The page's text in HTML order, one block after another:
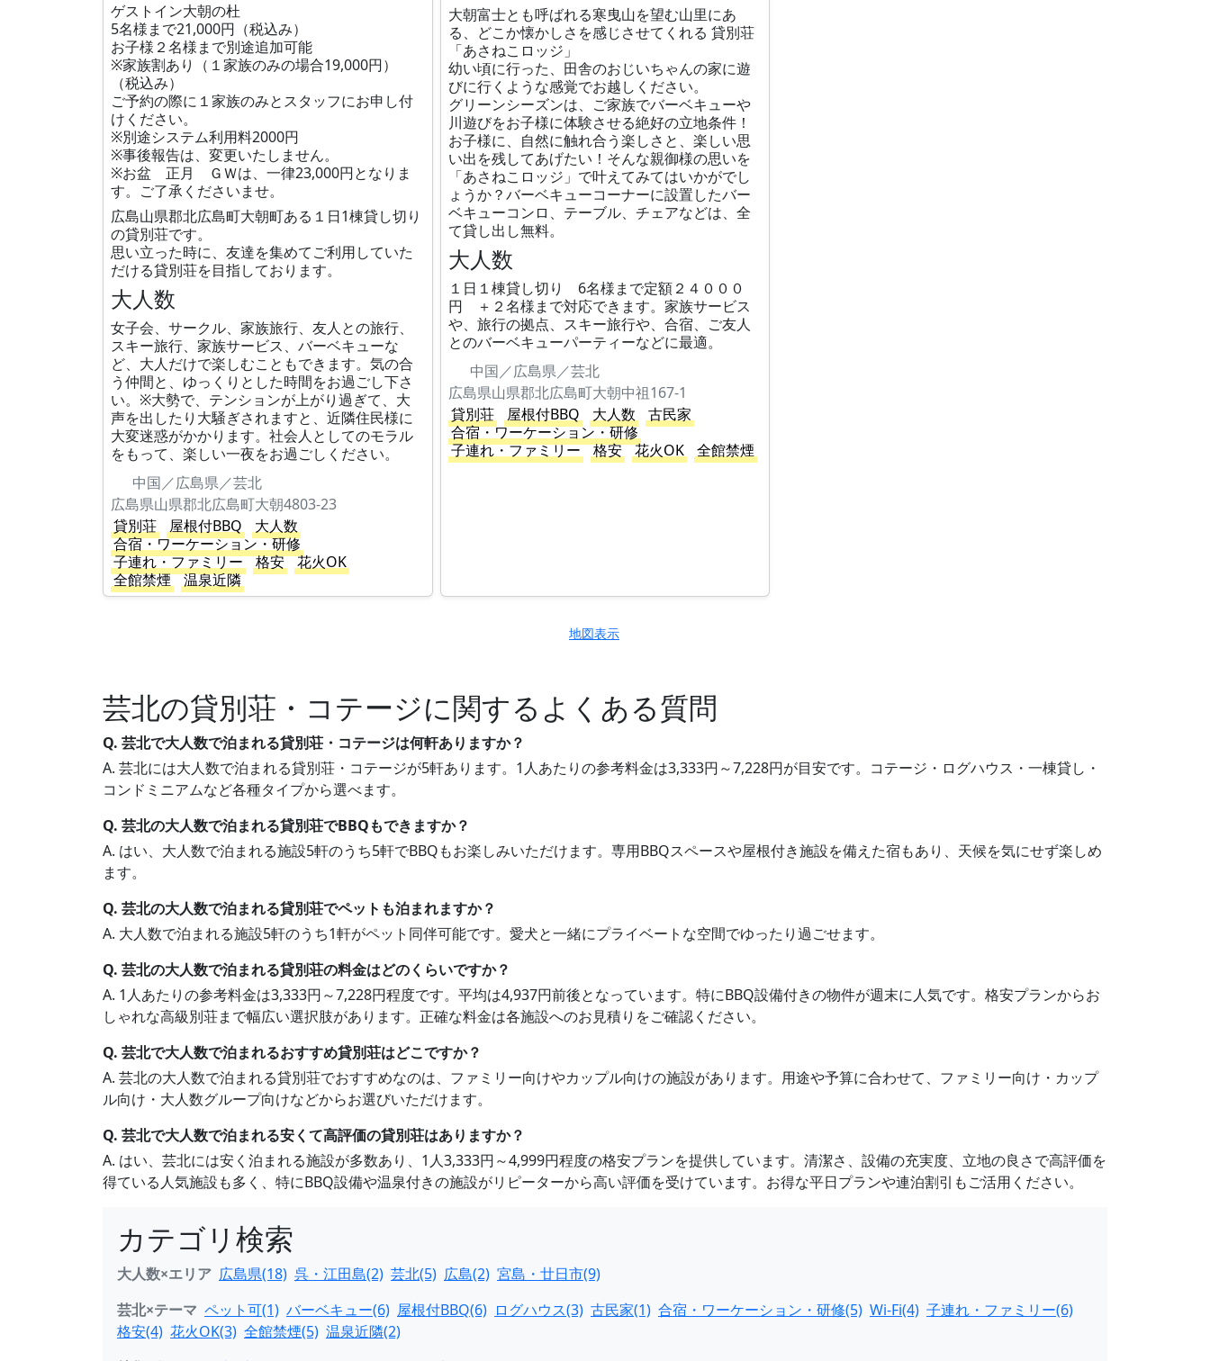
ゲストイン大朝の杜
5名様まで21,000円（税込み）
お子様２名様まで別途追加可能
※家族割あり（１家族のみの場合19,000円）
（税込み）
ご予約の際に１家族のみとスタッフにお申し付
けください。
※別途システム利用料2000円
※事後報告は、変更いたしません。
※お盆 正月 ＧＷは、一律23,000円となりま
す。ご了承くださいませ。
広島山県郡北広島町大朝町ある１日1棟貸し切り
の貸別荘です。
思い立った時に、友達を集めてご利用していた
だける貸別荘を目指しております。
大人数
女子会、サークル、家族旅行、友人との旅行、
スキー旅行、家族サービス、バーベキューな
ど、大人だけで楽しむこともできます。気の合
う仲間と、ゆっくりとした時間をお過ごし下さ
い。※大勢で、テンションが上がり過ぎて、大
声を出したり大騒ぎされますと、近隣住民様に
大変迷惑がかかります。社会人としてのモラル
をもって、楽しい一夜をお過ごしください。
中国／広島県／芸北
広島県山県郡北広島町大朝4803-23
貸別荘
屋根付BBQ
大人数
合宿・ワーケーション・研修
子連れ・ファミリー
格安
花火OK
全館禁煙
温泉近隣
大朝富士とも呼ばれる寒曳山を望む山里にあ
る、どこか懐かしさを感じさせてくれる 貸別荘
「あさねこロッジ」
幼い頃に行った、田舎のおじいちゃんの家に遊
びに行くような感覚でお越しください。
グリーンシーズンは、ご家族でバーベキューや
川遊びをお子様に体験させる絶好の立地条件！
お子様に、自然に触れ合う楽しさと、楽しい思
い出を残してあげたい！そんな親御様の思いを
「あさねこロッジ」で叶えてみてはいかがでし
ょうか？バーベキューコーナーに設置したバー
ベキューコンロ、テーブル、チェアなどは、全
て貸し出し無料。
大人数
１日１棟貸し切り 6名様まで定額２４０００
円 ＋２名様まで対応できます。家族サービス
や、旅行の拠点、スキー旅行や、合宿、ご友人
とのバーベキューパーティーなどに最適。
中国／広島県／芸北
広島県山県郡北広島町大朝中祖167-1
貸別荘
屋根付BBQ 大人数
古民家
合宿・ワーケーション・研修
子連れ・ファミリー
格安 花火OK 全館禁煙
地図表示
芸北の貸別荘・コテージに関するよくある質問
Q. 芸北で大人数で泊まれる貸別荘・コテージは何軒ありますか？
A. 芸北には大人数で泊まれる貸別荘・コテージが5軒あります。1人あたりの参考料金は3,333円～7,228円が目安です。コテージ・ログハウス・一棟貸し・
コンドミニアムなど各種タイプから選べます。
Q. 芸北の大人数で泊まれる貸別荘でBBQもできますか？
A. はい、大人数で泊まれる施設5軒のうち5軒でBBQもお楽しみいただけます。専用BBQスペースや屋根付き施設を備えた宿もあり、天候を気にせず楽しめ
ます。
Q. 芸北の大人数で泊まれる貸別荘でペットも泊まれますか？
A. 大人数で泊まれる施設5軒のうち1軒がペット同伴可能です。愛犬と一緒にプライベートな空間でゆったり過ごせます。
Q. 芸北の大人数で泊まれる貸別荘の料金はどのくらいですか？
A. 1人あたりの参考料金は3,333円～7,228円程度です。平均は4,937円前後となっています。特にBBQ設備付きの物件が週末に人気です。格安プランからお
しゃれな高級別荘まで幅広い選択肢があります。正確な料金は各施設へのお見積りをご確認ください。
Q. 芸北で大人数で泊まれるおすすめ貸別荘はどこですか？
A. 芸北の大人数で泊まれる貸別荘でおすすめなのは、ファミリー向けやカップル向けの施設があります。用途や予算に合わせて、ファミリー向け・カップ
ル向け・大人数グループ向けなどからお選びいただけます。
Q. 芸北で大人数で泊まれる安くて高評価の貸別荘はありますか？
A. はい、芸北には安く泊まれる施設が多数あり、1人3,333円～4,999円程度の格安プランを提供しています。清潔さ、設備の充実度、立地の良さで高評価を
得ている人気施設も多く、特にBBQ設備や温泉付きの施設がリピーターから高い評価を受けています。お得な平日プランや連泊割引もご活用ください。
カテゴリ検索
大人数×エリア 広島県(18) 呉・江田島(2) 芸北(5) 広島(2) 宮島・廿日市(9)
芸北×テーマ ペット可(1) バーベキュー(6) 屋根付BBQ(6) ログハウス(3) 古民家(1) 合宿・ワーケーション・研修(5) Wi-Fi(4) 子連れ・ファミリー(6)
格安(4) 花火OK(3) 全館禁煙(5) 温泉近隣(2)